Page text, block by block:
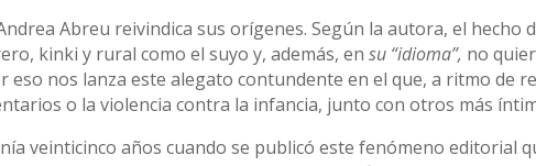
Abreu reivindica sus orígenes. Según la autora, el
kinki y rural como el suyo y, además, ensu “idioma”, no
eso nos lanza este alegato contundente en el que, a ritmo de
o la violencia contra la infancia, junto con otros más
veinticinco años cuando se publicó este fenómeno editorial